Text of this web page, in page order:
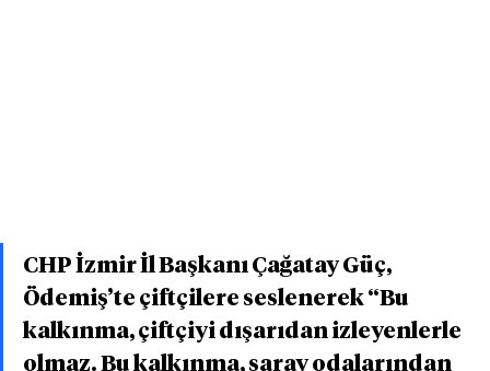
CHP İzmir İl Başkanı Çağatay Güç,
Ödemiş’te çiftçilere seslenerek “Bu
kalkınma, çiftçiyi dışarıdan izleyenlerle
olmaz. Bu kalkınma, saray odalarından